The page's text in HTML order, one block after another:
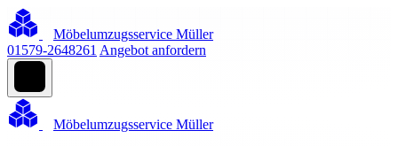
Möbelumzugsservice Müller
01579-2648261 Angebot anfordern
Möbelumzugsservice Müller